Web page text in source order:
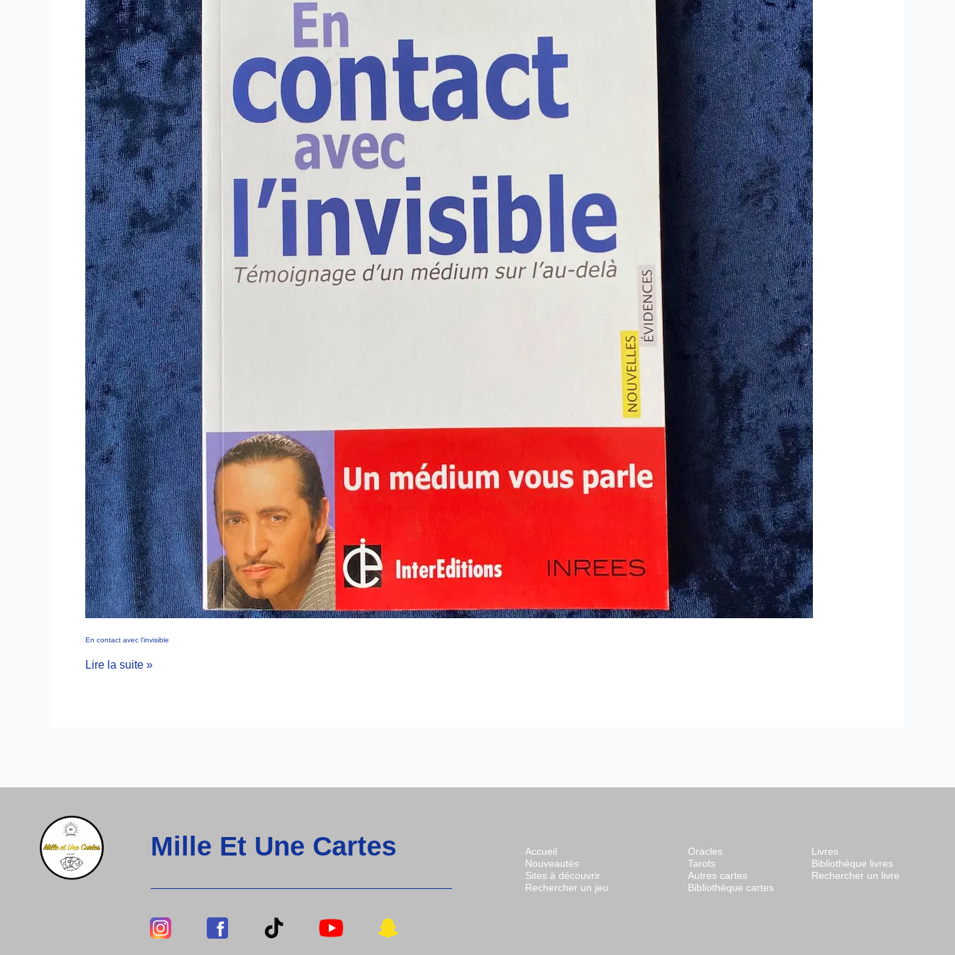
En contact avec l’invisible
Lire la suite »
Mille Et Une Cartes
Lien
Vers
Lien
Vers
Lien
Vers
Lien
Vers
Lien
Vers
Accueil
Nouveautés
Sites à découvrir
Rechercher un jeu
Oracles
Tarots
Autres cartes
Bibliothèque cartes
Livres
Bibliothèque livres
Rechercher un livre